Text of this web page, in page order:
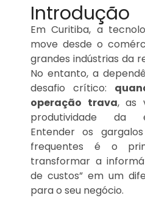
Introdução
Em Curitiba, a
move desde o
grandes indústrias da
No entanto, a
desafio crítico:
operação trava, as
produtividade da
Entender os
frequentes é o
transformar a
de custos” em um
para o seu negócio.